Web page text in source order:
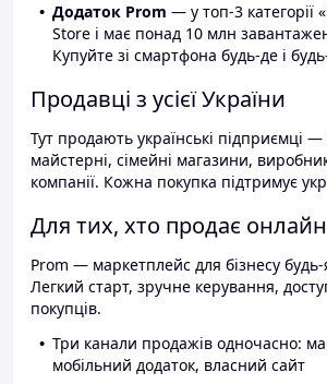
Додаток Prom — у топ-3 категорії
Store і має понад 10 млн
Купуйте зі смартфона будь-де і
Продавці з усієї України
Тут продають українські підприємці —
майстерні, сімейні магазини,
компанії. Кожна покупка підтримує
Для тих, хто продає онлайн
Prom — маркетплейс для бізнесу
Легкий старт, зручне керування,
покупців.
Три канали продажів одночасно:
мобільний додаток, власний сайт